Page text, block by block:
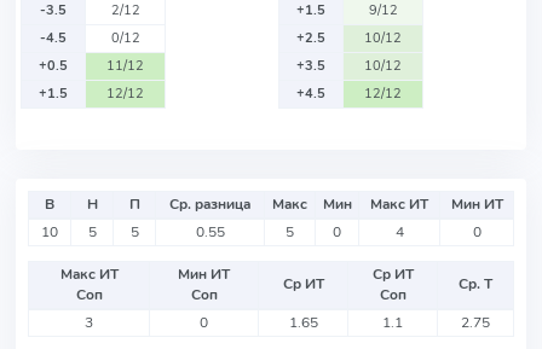
-3.5
2/12
-4.5
0/12
+0.5
11/12
+1.5
12/12
+1.5
9/12
+2.5
10/12
+3.5
10/12
+4.5
12/12
В Н П Ср. разница Макс Мин Макс ИТ
Мин ИТ
10
5 5 0.55 5 0 4 0
Макс ИТ
Соп
Мин ИТ
Соп
Ср ИТ
Ср ИТ
Соп
Ср. Т
3
0 1.65 1.1 2.75